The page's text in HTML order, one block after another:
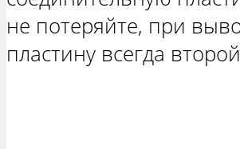
не потеряйте, при
пластину всегда